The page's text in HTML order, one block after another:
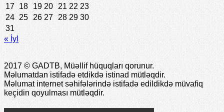
17 18 19 20 21 22 23
24 25 26 27 28 29 30
31
« İyl
2017 © GADTB, Müəllif hüquqları qorunur.
Məlumatdan istifadə etdikdə istinad mütləqdir.
Məlumat internet səhifələrində istifadə edildikdə müvafiq
keçidin qoyulması mütləqdir.